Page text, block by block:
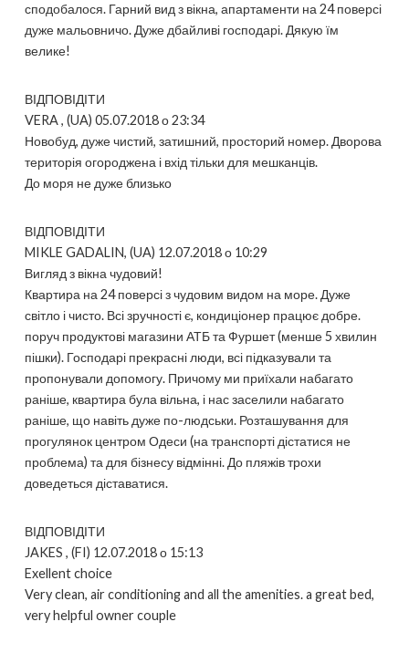
сподобалося. Гарний вид з вікна, апартаменти на 24 поверсі
дуже мальовничо. Дуже дбайливі господарі. Дякую їм
велике!
ВІДПОВІДІТИ
VERA , (UA) 05.07.2018 о 23:34
Новобуд, дуже чистий, затишний, просторий номер. Дворова
територія огороджена і вхід тільки для мешканців.
До моря не дуже близько
ВІДПОВІДІТИ
MIKLE GADALIN, (UA) 12.07.2018 о 10:29
Вигляд з вікна чудовий!
Квартира на 24 поверсі з чудовим видом на море. Дуже
світло і чисто. Всі зручності є, кондиціонер працює добре.
поруч продуктові магазини АТБ та Фуршет (менше 5 хвилин
пішки). Господарі прекрасні люди, всі підказували та
пропонували допомогу. Причому ми приїхали набагато
раніше, квартира була вільна, і нас заселили набагато
раніше, що навіть дуже по-людськи. Розташування для
прогулянок центром Одеси (на транспорті дістатися не
проблема) та для бізнесу відмінні. До пляжів трохи
доведеться діставатися.
ВІДПОВІДІТИ
JAKES , (FI) 12.07.2018 о 15:13
Exellent choice
Very clean, air conditioning and all the amenities. a great bed,
very helpful owner couple